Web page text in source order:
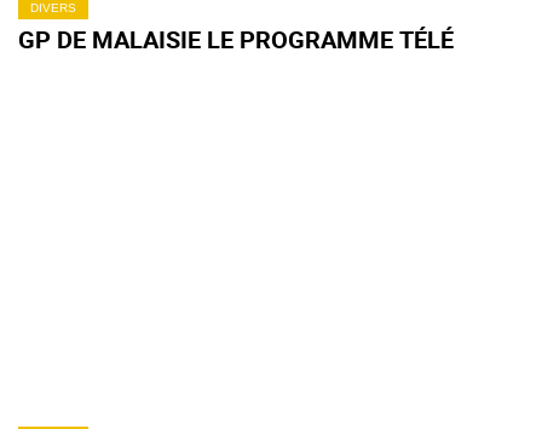
DIVERS
GP DE MALAISIE LE PROGRAMME TÉLÉ